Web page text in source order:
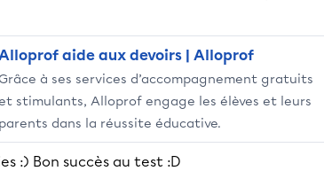
aide aux devoirs | Alloprof
à ses services d’accompagnement gratuits
stimulants, Alloprof engage les élèves et leurs
parents dans la réussite éducative.
:) Bon succès au test :D